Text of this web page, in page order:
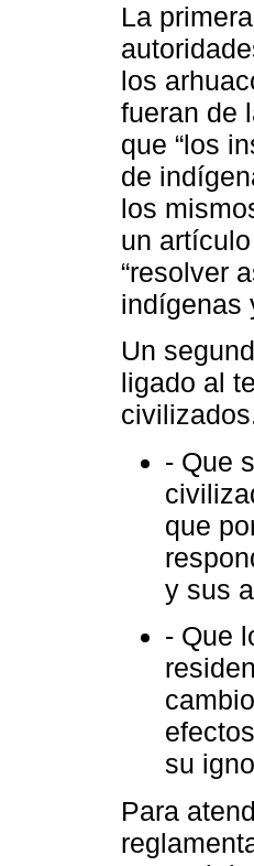
La
los
fueran de
que “los
de
los
un
“resolver
indígenas
Un
ligado al
- Que
que
y sus
- Que
su
Para